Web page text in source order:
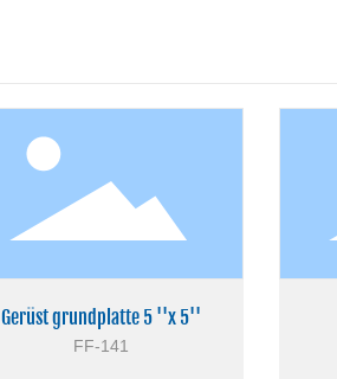
Gerüst grundplatte 5 ''x 5''
FF-141